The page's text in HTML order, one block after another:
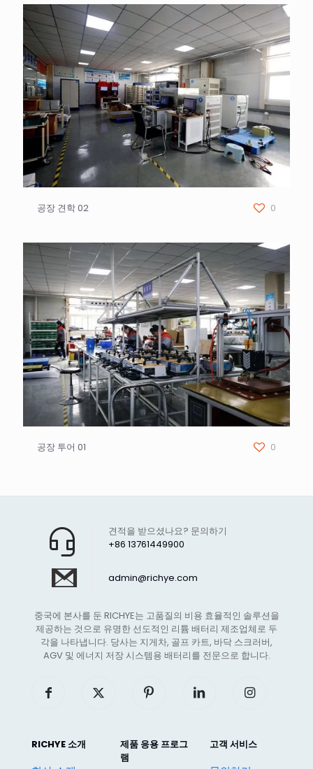
공장 견학 02 0
공장 투어 01 0
+86 13761449900
견적을 받으셨나요? 문의하기
admin@richye.com
중국에 본사를 둔 RICHYE는 고품질의 비용 효율적인 솔루션을
제공하는 것으로 유명한 선도적인 리튬 배터리 제조업체로 두
각을 나타냅니다. 당사는 지게차, 골프 카트, 바닥 스크러버,
AGV 및 에너지 저장 시스템용 배터리를 전문으로 합니다.
RICHYE 소개
제품 응용 프로그
램
고객 서비스